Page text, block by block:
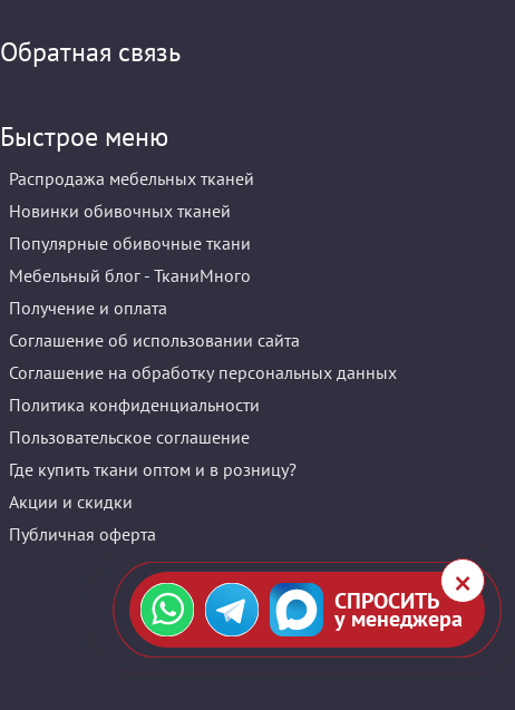
СПРОСИТЬ
у менеджера
Обратная связь
Быстрое меню
Распродажа мебельных тканей
Новинки обивочных тканей
Популярные обивочные ткани
Мебельный блог - ТканиМного
Получение и оплата
Соглашение об использовании сайта
Соглашение на обработку персональных данных
Политика конфиденциальности
Пользовательское соглашение
Где купить ткани оптом и в розницу?
Акции и скидки
Публичная оферта